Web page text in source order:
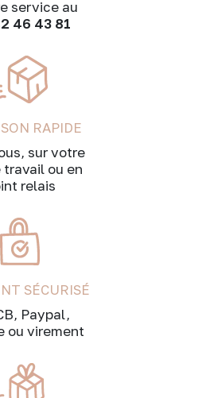
service au
46 43 81
RAPIDE
sur votre
travail ou en
relais
SÉCURISÉ
Paypal,
ou virement